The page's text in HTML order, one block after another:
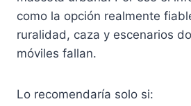
como la opción realmente
ruralidad, caza y escenarios
móviles fallan.
Lo recomendaría solo si: